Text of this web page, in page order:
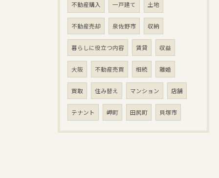
不動産購入 一戸建て 土地
不動産売却 泉佐野市 収納
暮らしに役立つ内容 賃貸 収益
大阪 不動産売買 相続 離婚
買取 住み替え マンション 店舗
テナント 岬町 田尻町 貝塚市